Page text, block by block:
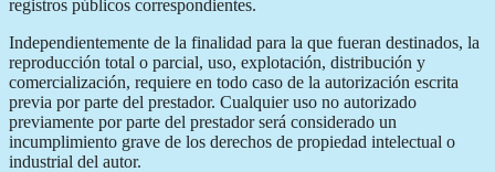
registros públicos correspondientes.
Independientemente de la finalidad para la que fueran destinados, la
reproducción total o parcial, uso, explotación, distribución y
comercialización, requiere en todo caso de la autorización escrita
previa por parte del prestador. Cualquier uso no autorizado
previamente por parte del prestador será considerado un
incumplimiento grave de los derechos de propiedad intelectual o
industrial del autor.